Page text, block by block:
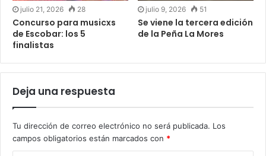
julio 21, 2026 28
Concurso para musicxs
de Escobar: los 5
finalistas
julio 9, 2026 51
Se viene la tercera edición
de la Peña La Mores
Deja una respuesta
Tu dirección de correo electrónico no será publicada. Los
campos obligatorios están marcados con *